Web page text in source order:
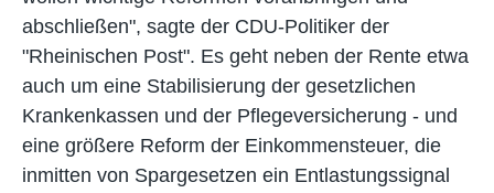
abschließen", sagte der CDU-Politiker der
"Rheinischen Post". Es geht neben der Rente etwa
auch um eine Stabilisierung der gesetzlichen
Krankenkassen und der Pflegeversicherung - und
eine größere Reform der Einkommensteuer, die
inmitten von Spargesetzen ein Entlastungssignal